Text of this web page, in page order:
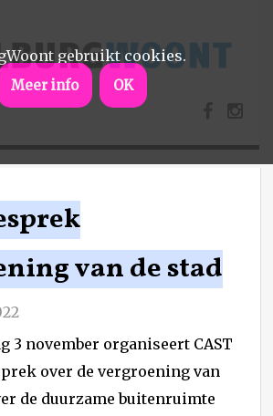
van de stad
3 november organiseert CAST
over de vergroening van
de duurzame buitenruimte
gebruikt cookies.
Meer info OK